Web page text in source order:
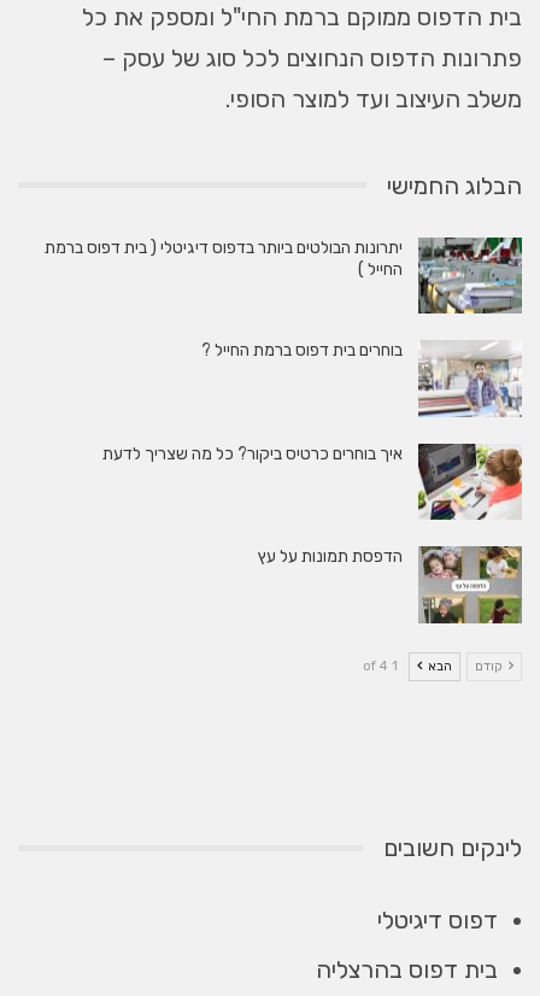
בית הדפוס ממוקם ברמת החי"ל ומספק את כל
פתרונות הדפוס הנחוצים לכל סוג של עסק –
משלב העיצוב ועד למוצר הסופי.
הבלוג החמישי
יתרונות הבולטים ביותר בדפוס דיגיטלי ( בית דפוס ברמת
החייל )
בוחרים בית דפוס ברמת החייל ?
איך בוחרים כרטיס ביקור? כל מה שצריך לדעת
הדפסת תמונות על עץ
קודם הבא 1 of 4
לינקים חשובים
דפוס דיגיטלי
בית דפוס בהרצליה